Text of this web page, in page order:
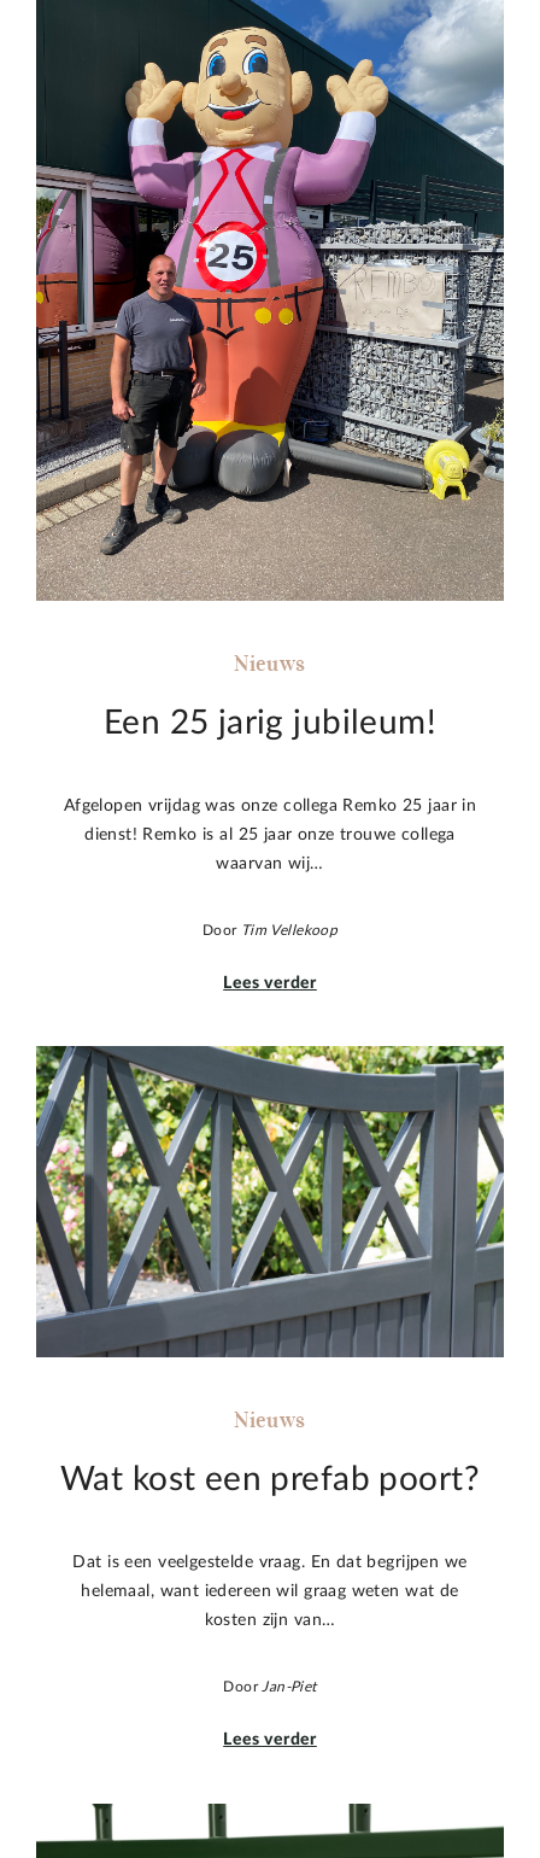
Nieuws
Een 25 jarig jubileum!
Afgelopen vrijdag was onze collega Remko 25 jaar in
dienst! Remko is al 25 jaar onze trouwe collega
waarvan wij…
Door Tim Vellekoop
Lees verder
Nieuws
Wat kost een prefab poort?
Dat is een veelgestelde vraag. En dat begrijpen we
helemaal, want iedereen wil graag weten wat de
kosten zijn van…
Door Jan-Piet
Lees verder